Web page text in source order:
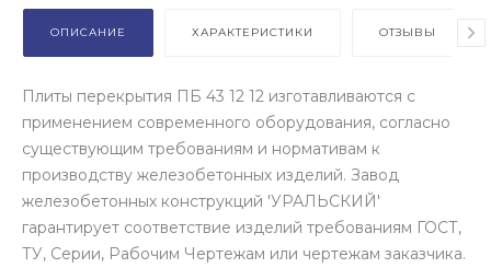
ОПИСАНИЕ ХАРАКТЕРИСТИКИ ОТЗЫВЫ
Плиты перекрытия ПБ 43 12 12 изготавливаются с
применением современного оборудования, согласно
существующим требованиям и нормативам к
производству железобетонных изделий. Завод
железобетонных конструкций 'УРАЛЬСКИЙ'
гарантирует соответствие изделий требованиям ГОСТ,
ТУ, Серии, Рабочим Чертежам или чертежам заказчика.